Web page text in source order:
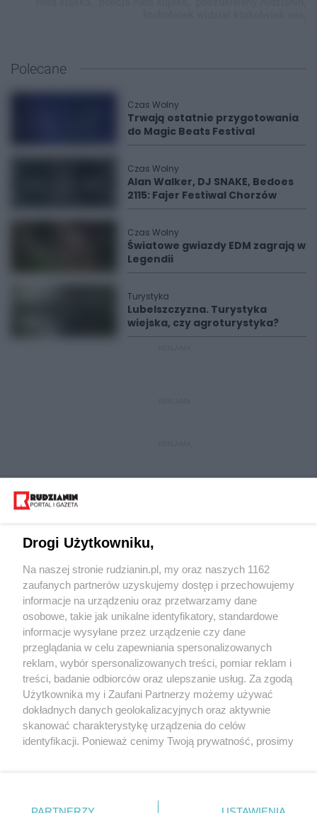
Polecane
Czas Wolny
Trwają ostatnie przygotowania
do Magic Beats Festival
Czas Wolny
Alan Walker, DJ SNAKE, Bedoes
2115: Fajer Festiwal Chorzów
Czas Wolny
Światowe gwiazdy EDM zagrają w
Legendii
Turystyka
Lubelszczyzna. Turystyka
wiejska, czy agroturystyka?
Wydawca mediów lokalnych
Nie zapomnij
zapoznać się z:
polityką prywatności regulamin korzystania z portali
Twojemiasto
Piekary Śląskie
Chorzów
Tarnowskie Góry
Skontakuj sięz nami
Kontakt
Wydawca
Redakcja
Drogi Użytkowniku,
Na naszej stronie rudzianin.pl, my oraz naszych 1162
zaufanych partnerów uzyskujemy dostęp i przechowujemy
informacje na urządzeniu oraz przetwarzamy dane
osobowe, takie jak unikalne identyfikatory, standardowe
informacje wysyłane przez urządzenie czy dane
przeglądania w celu zapewniania spersonalizowanych
reklam, wybór spersonalizowanych treści, pomiar reklam i
treści, badanie odbiorców oraz ulepszanie usług. Za zgodą
Użytkownika my i Zaufani Partnerzy możemy używać
dokładnych danych geolokalizacyjnych oraz aktywnie
skanować charakterystykę urządzenia do celów
identyfikacji. Ponieważ cenimy Twoją prywatność, prosimy
prywatności znajdujący się w lewym dolnym rogu strony